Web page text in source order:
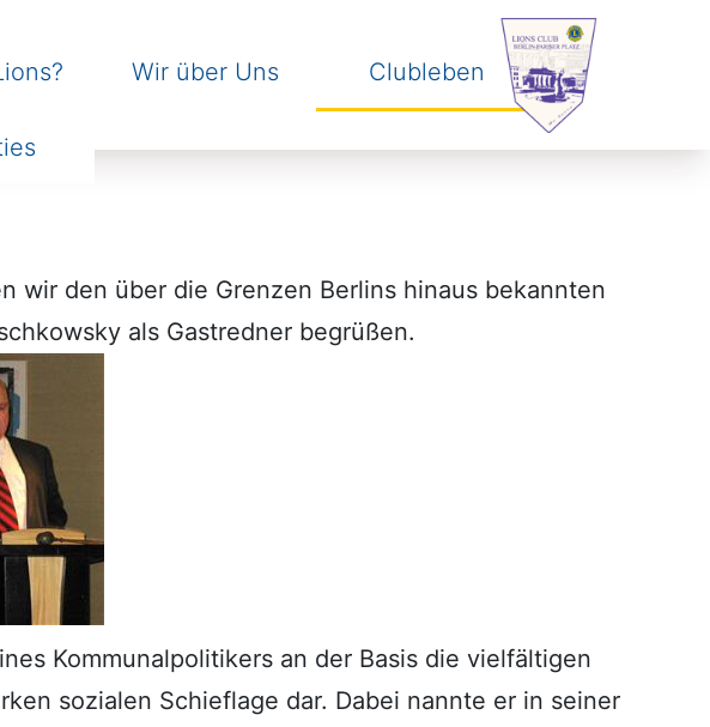
skip to navigation. skip to content
Wir über Uns Clubleben
wir den über die Grenzen Berlins hinaus bekannten
als Gastredner begrüßen.
Kommunalpolitikers an der Basis die vielfältigen
sozialen Schieflage dar. Dabei nannte er in seiner